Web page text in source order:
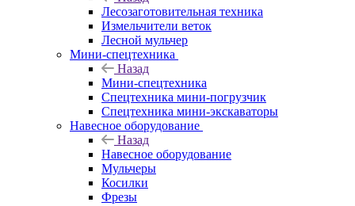
Лесозаготовительная техника
Измельчители веток
Лесной мульчер
Мини-спецтехника
Назад
Мини-спецтехника
Спецтехника мини-погрузчик
Спецтехника мини-экскаваторы
Навесное оборудование
Назад
Навесное оборудование
Мульчеры
Косилки
Фрезы